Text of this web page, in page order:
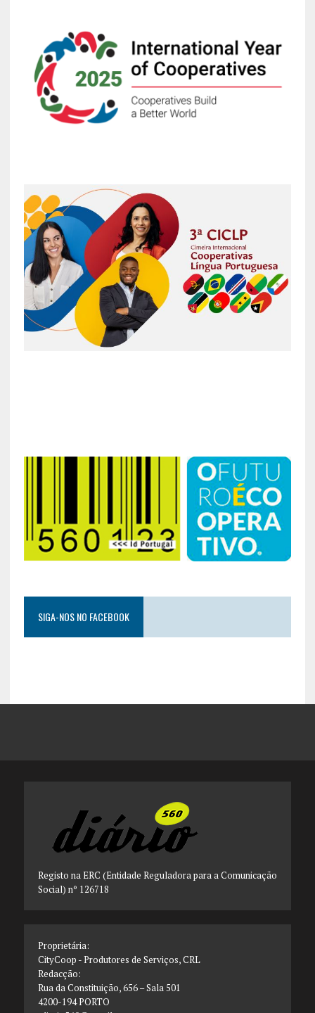
SIGA-NOS NO FACEBOOK
Registo na ERC (Entidade Reguladora para a Comunicação
Social) nº 126718
Proprietária:
CityCoop - Produtores de Serviços, CRL
Redacção:
Rua da Constituição, 656 – Sala 501
4200-194 PORTO